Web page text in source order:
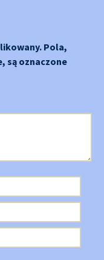
Pola,
są oznaczone